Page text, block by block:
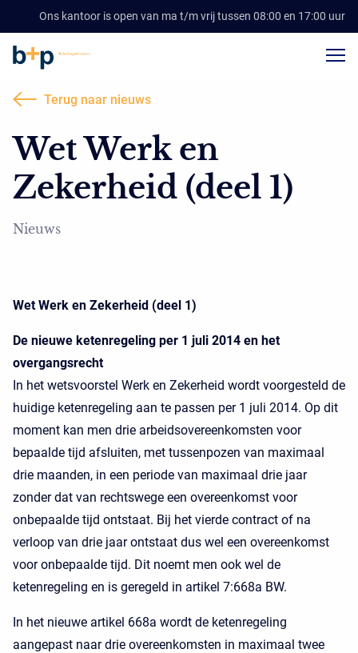
Ons kantoor is open van ma t/m vrij tussen 08:00 en 17:00 uur
Terug naar nieuws
Wet Werk en
Zekerheid (deel 1)
Nieuws
Wet Werk en Zekerheid (deel 1)
De nieuwe ketenregeling per 1 juli 2014 en het
overgangsrecht
In het wetsvoorstel Werk en Zekerheid wordt voorgesteld de
huidige ketenregeling aan te passen per 1 juli 2014. Op dit
moment kan men drie arbeidsovereenkomsten voor
bepaalde tijd afsluiten, met tussenpozen van maximaal
drie maanden, in een periode van maximaal drie jaar
zonder dat van rechtswege een overeenkomst voor
onbepaalde tijd ontstaat. Bij het vierde contract of na
verloop van drie jaar ontstaat dus wel een overeenkomst
voor onbepaalde tijd. Dit noemt men ook wel de
ketenregeling en is geregeld in artikel 7:668a BW.
In het nieuwe artikel 668a wordt de ketenregeling
aangepast naar drie overeenkomsten in maximaal twee